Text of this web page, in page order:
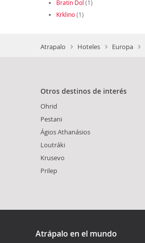
Bratin Dol (1)
Krklino(1)
Atrapalo Hoteles Europa
Otros destinos de interés
Ohrid
Pestani
Ágios Athanásios
Loutráki
Krusevo
Prilep
Atrápalo en el mundo